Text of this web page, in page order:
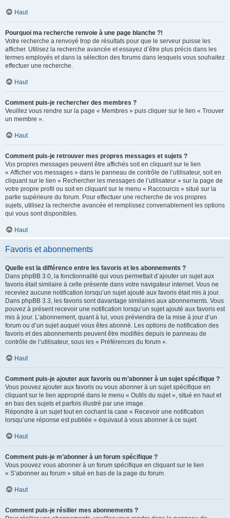
Haut
Pourquoi ma recherche renvoie à une page blanche ?!
Votre recherche a renvoyé trop de résultats pour que le serveur puisse les
afficher. Utilisez la recherche avancée et essayez d’être plus précis dans les
termes employés et dans la sélection des forums dans lesquels vous souhaitez
effectuer une recherche.
Haut
Comment puis-je rechercher des membres ?
Veuillez vous rendre sur la page « Membres » puis cliquer sur le lien « Trouver
un membre ».
Haut
Comment puis-je retrouver mes propres messages et sujets ?
Vos propres messages peuvent être affichés soit en cliquant sur le lien
« Afficher vos messages » dans le panneau de contrôle de l’utilisateur, soit en
cliquant sur le lien « Rechercher les messages de l’utilisateur » sur la page de
votre propre profil ou soit en cliquant sur le menu « Raccourcis » situé sur la
partie supérieure du forum. Pour effectuer une recherche de vos propres
sujets, utilisez la recherche avancée et remplissez convenablement les options
qui vous sont disponibles.
Haut
Favoris et abonnements
Quelle est la différence entre les favoris et les abonnements ?
Dans phpBB 3.0, la fonctionnalité qui vous permettait d’ajouter un sujet aux
favoris était similaire à celle présente dans votre navigateur internet. Vous ne
receviez aucune notification lorsqu’un sujet ajouté aux favoris était mis à jour.
Dans phpBB 3.3, les favoris sont davantage similaires aux abonnements. Vous
pouvez à présent recevoir une notification lorsqu’un sujet ajouté aux favoris est
mis à jour. L’abonnement, quant à lui, vous préviendra de la mise à jour d’un
forum ou d’un sujet auquel vous êtes abonné. Les options de notification des
favoris et des abonnements peuvent être modifiés depuis le panneau de
contrôle de l’utilisateur, sous les « Préférences du forum ».
Haut
Comment puis-je ajouter aux favoris ou m’abonner à un sujet spécifique ?
Vous pouvez ajouter aux favoris ou vous abonner à un sujet spécifique en
cliquant sur le lien approprié dans le menu « Outils du sujet », situé en haut et
en bas des sujets et parfois illustré par une image.
Répondre à un sujet tout en cochant la case « Recevoir une notification
lorsqu’une réponse est publiée » équivaut à vous abonner à ce sujet.
Haut
Comment puis-je m’abonner à un forum spécifique ?
Vous pouvez vous abonner à un forum spécifique en cliquant sur le lien
« S’abonner au forum » situé en bas de la page du forum.
Haut
Comment puis-je résilier mes abonnements ?